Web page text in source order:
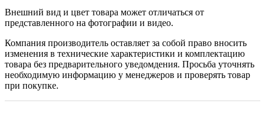
Внешний вид и цвет товара может отличаться от
представленного на фотографии и видео.
Компания производитель оставляет за собой право вносить
изменения в технические характеристики и комплектацию
товара без предварительного уведомдения. Просьба уточнять
необходимую информацию у менеджеров и проверять товар
при покупке.